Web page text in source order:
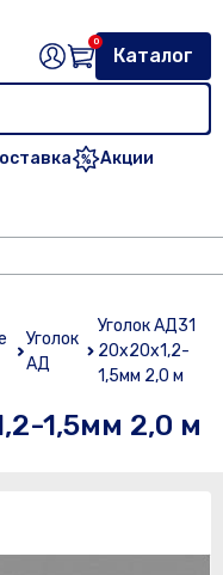
Акции
Каталог
0
Уголок
АД
Уголок АД31
20х20х1,2-
1,5мм 2,0 м
1,5мм 2,0 м